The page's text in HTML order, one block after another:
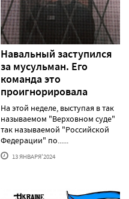
Навальный заступился
за мусульман. Его
команда это
проигнорировала
На этой неделе, выступая в так
называемом "Верховном суде"
так называемой "Российской
Федерации" по......
13 ЯНВАРЯ'2024